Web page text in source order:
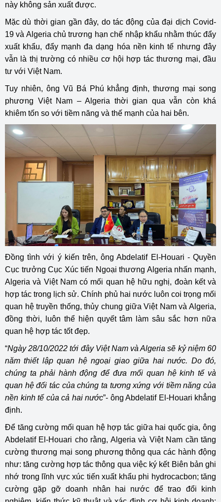
này không sản xuất được.
Mặc dù thời gian gần đây, do tác động của đại dịch Covid-
19 và Algeria chủ trương hạn chế nhập khẩu nhằm thúc đẩy
xuất khẩu, đẩy mạnh đa dạng hóa nền kinh tế nhưng đây
vẫn là thị trường có nhiều cơ hội hợp tác thương mại, đầu
tư với Việt Nam.
Tuy nhiên, ông Vũ Bá Phú khẳng định, thương mại song
phương Việt Nam – Algeria thời gian qua vẫn còn khá
khiêm tốn so với tiềm năng và thế mạnh của hai bên.
Đồng tình với ý kiến trên, ông Abdelatif El-Houari - Quyền
Cục trưởng Cục Xúc tiến Ngoại thương Algeria nhấn mạnh,
Algeria và Việt Nam có mối quan hệ hữu nghị, đoàn kết và
hợp tác trong lịch sử. Chính phủ hai nước luôn coi trọng mối
quan hệ truyền thống, thủy chung giữa Việt Nam và Algeria,
đồng thời, luôn thể hiện quyết tâm làm sâu sắc hơn nữa
quan hệ hợp tác tốt đẹp.
“Ngày 28/10/2022 tới đây Việt Nam và Algeria sẽ kỷ niệm 60
năm thiết lập quan hệ ngoại giao giữa hai nước. Do đó,
chúng ta phải hành động để đưa mối quan hệ kinh tế và
quan hệ đối tác của chúng ta tương xứng với tiềm năng của
nền kinh tế của cả hai nước”- ông Abdelatif El-Houari khẳng
định.
Để tăng cường mối quan hệ hợp tác giữa hai quốc gia, ông
Abdelatif El-Houari cho rằng, Algeria và Việt Nam cần tăng
cường thương mại song phương thông qua các hành động
như: tăng cường hợp tác thông qua việc ký kết Biên bản ghi
nhớ trong lĩnh vực xúc tiến xuất khẩu phi hydrocacbon; tăng
cường gặp gỡ doanh nhân hai nước để trao đổi kinh